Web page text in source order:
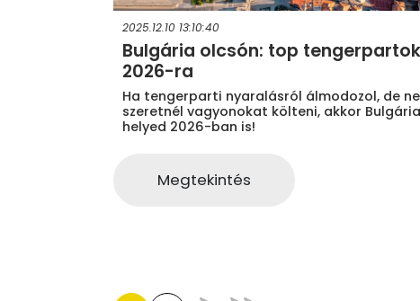
2025.12.10 13:10:40
Bulgária olcsón: top tengerpartok
2026-ra
Ha tengerparti nyaralásról álmodozol, de
szeretnél vagyonokat költeni, akkor
helyed 2026-ban is!
Megtekintés